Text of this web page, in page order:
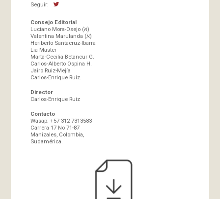
Seguir:
Consejo Editorial
Luciano Mora-Osejo (א)
Valentina Marulanda (א)
Heriberto Santacruz-Ibarra
Lia Master
Marta-Cecilia Betancur G.
Carlos-Alberto Ospina H.
Jairo Ruiz-Mejía
Carlos-Enrique Ruiz.
Director
Carlos-Enrique Ruiz
Contacto
Wasap: +57 312 7313583
Carrera 17 No 71-87
Manizales, Colombia,
Sudamérica.